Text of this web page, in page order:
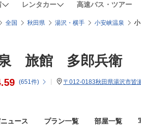
レンタカー 高速バス・ツアー
全国 秋田県 湯沢・横手 小安峡温泉
泉 旅館 多郎兵衛
(651件) 〒012-0183秋田県湯沢市皆
ュース プラン一覧 部屋一覧